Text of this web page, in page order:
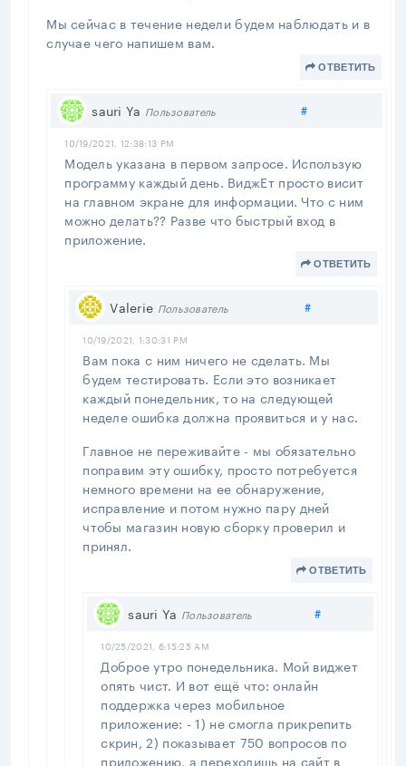
Мы сейчас в течение недели будем наблюдать и в
случае чего напишем вам.
ОТВЕТИТЬ
sauri Ya Пользователь #Поделиться
10/19/2021, 12:38:13 PM
Модель указана в первом запросе. Использую
программу каждый день. ВиджЕт просто висит
на главном экране для информации. Что с ним
можно делать?? Разве что быстрый вход в
приложение.
ОТВЕТИТЬ
Valerie Пользователь #Поделиться
10/19/2021, 1:30:31 PM
Вам пока с ним ничего не сделать. Мы
будем тестировать. Если это возникает
каждый понедельник, то на следующей
неделе ошибка должна проявиться и у нас.
Главное не переживайте - мы обязательно
поправим эту ошибку, просто потребуется
немного времени на ее обнаружение,
исправление и потом нужно пару дней
чтобы магазин новую сборку проверил и
принял.
ОТВЕТИТЬ
sauri Ya Пользователь #Поделиться
10/25/2021, 6:15:25 AM
Доброе утро понедельника. Мой виджет
опять чист. И вот ещё что: онлайн
поддержка через мобильное
приложение: - 1) не смогла прикрепить
скрин, 2) показывает 750 вопросов по
приложению, а переходишь на сайт в